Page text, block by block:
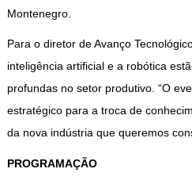
Montenegro.
Para o diretor de Avanço
inteligência artificial e a robótica
profundas no setor produtivo. “O
estratégico para a troca de
da nova indústria que queremos
PROGRAMAÇÃO